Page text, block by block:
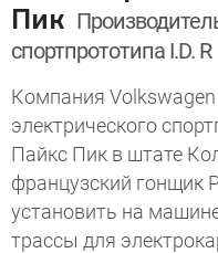
Пик
спортпрототипа I.D. R
Компания
электрического
Пайкс Пик в штате
французский
установить на
трассы для